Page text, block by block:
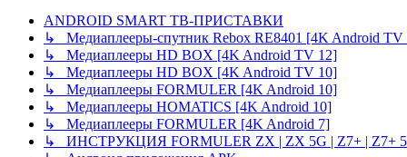
ANDROID SMART ТВ-ПРИСТАВКИ
↳ Медиаплееры-спутник Rebox RE8401 [4K Android TV
↳ Медиаплееры HD BOX [4K Android TV 12]
↳ Медиаплееры HD BOX [4K Android TV 10]
↳ Медиаплееры FORMULER [4K Android 10]
↳ Медиаплееры HOMATICS [4K Android 10]
↳ Медиаплееры FORMULER [4K Android 7]
↳ ИНСТРУКЦИЯ FORMULER ZX | ZX 5G | Z7+ | Z7+